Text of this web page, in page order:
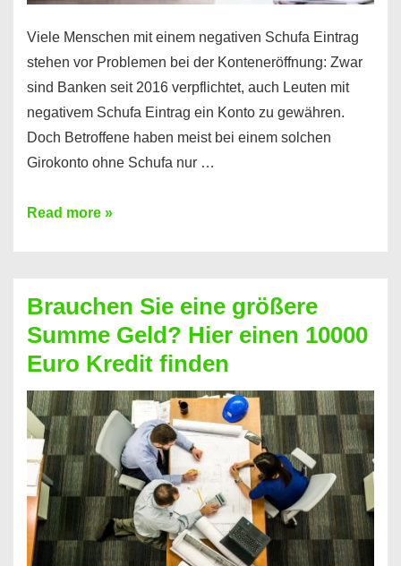
Viele Menschen mit einem negativen Schufa Eintrag
stehen vor Problemen bei der Konteneröffnung: Zwar
sind Banken seit 2016 verpflichtet, auch Leuten mit
negativem Schufa Eintrag ein Konto zu gewähren.
Doch Betroffene haben meist bei einem solchen
Girokonto ohne Schufa nur …
Günstiges
Geht
das
überhaupt?
Na
klar!
Read more »
Brauchen Sie eine größere
Summe Geld? Hier einen 10000
Euro Kredit finden